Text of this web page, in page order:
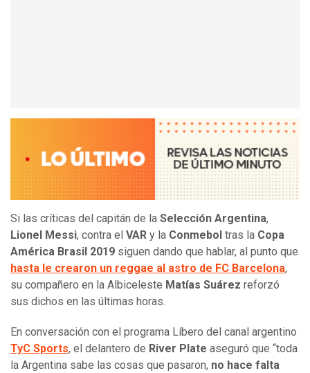
Si las críticas del capitán de la Selección Argentina,
Lionel Messi, contra el VAR y la Conmebol tras la Copa
América Brasil 2019 siguen dando que hablar, al punto que
hasta le crearon un reggae al astro de FC Barcelona,
su compañero en la Albiceleste Matías Suárez reforzó
sus dichos en las últimas horas.
En conversación con el programa Líbero del canal argentino
TyC Sports, el delantero de River Plate aseguró que “toda
la Argentina sabe las cosas que pasaron, no hace falta